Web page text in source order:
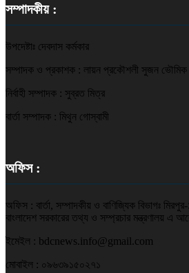
সম্পাদকীয় :
উপদেষ্টাঃ দেবদাস কর্মকার
সম্পাদক ও প্রকাশক : লায়ন প্রকৌশলী সুজন ভৌমিক
নির্বাহী সম্পাদক : সুব্রত মিত্র
বার্তা সম্পাদক : মিথুন গোস্বামী
অফিস :
অফিস : বার্তা, সম্পাদকীয় ও বাণিজ্যিক বিভাগঃ
বাংলাদেশ সরকারের তথ্য ও সম্প্রচার মন্ত্রণালয় এ
ইমেইল : bdcnews.info@gmail.com
মোবাইল : ০৯৬৩৯১৫০২৭১